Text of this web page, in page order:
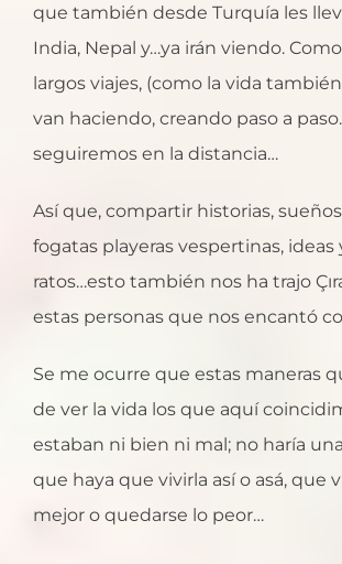
que también desde Turquía les
India, Nepal y…ya irán viendo.
largos viajes, (como la vida
van haciendo, creando paso a
seguiremos en la distancia…
Así que, compartir historias,
fogatas playeras vespertinas, ideas
ratos…esto también nos ha trajo
estas personas que nos encantó
Se me ocurre que estas maneras
de ver la vida los que aquí
estaban ni bien ni mal; no haría
que haya que vivirla así o asá, que
mejor o quedarse lo peor…